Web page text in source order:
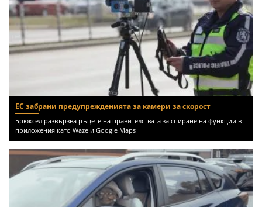
ЕС забрани предупрежденията за камери за скорост
Брюксел развързва ръцете на правителствата за спиране на функции в
приложения като Waze и Google Maps